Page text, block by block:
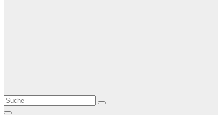
Le Matin
AGENCE DE PRESSE